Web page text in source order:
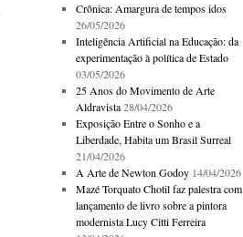
Crônica: Amargura de tempos idos
26/05/2026
Inteligência Artificial na Educação: da
experimentação à política de Estado
03/05/2026
25 Anos do Movimento de Arte
Aldravista 28/04/2026
Exposição Entre o Sonho e a
Liberdade, Habita um Brasil Surreal
21/04/2026
A Arte de Newton Godoy 14/04/2026
Mazé Torquato Chotil faz palestra com
lançamento de livro sobre a pintora
modernista Lucy Citti Ferreira